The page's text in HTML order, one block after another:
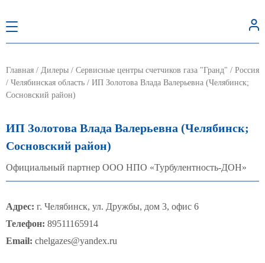
Главная / Дилеры / Сервисные центры счетчиков газа "Гранд" / Россия
/ Челябинская область / ИП Золотова Влада Валерьевна (Челябинск;
Сосновский район)
ИП Золотова Влада Валерьевна (Челябинск;
Сосновский район)
Официальный партнер ООО НПО «Турбулентность-ДОН»
Адрес: г. Челябинск, ул. Дружбы, дом 3, офис 6
Телефон: 89511165914
Email: chelgazes@yandex.ru